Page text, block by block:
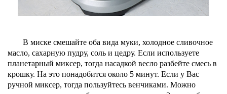
В миске смешайте оба вида муки, холодное сливочное
масло, сахарную пудру, соль и цедру. Если используете
планетарный миксер, тогда насадкой весло разбейте смесь в
крошку. На это понадобится около 5 минут. Если у Вас
ручной миксер, тогда пользуйтесь венчиками. Можно